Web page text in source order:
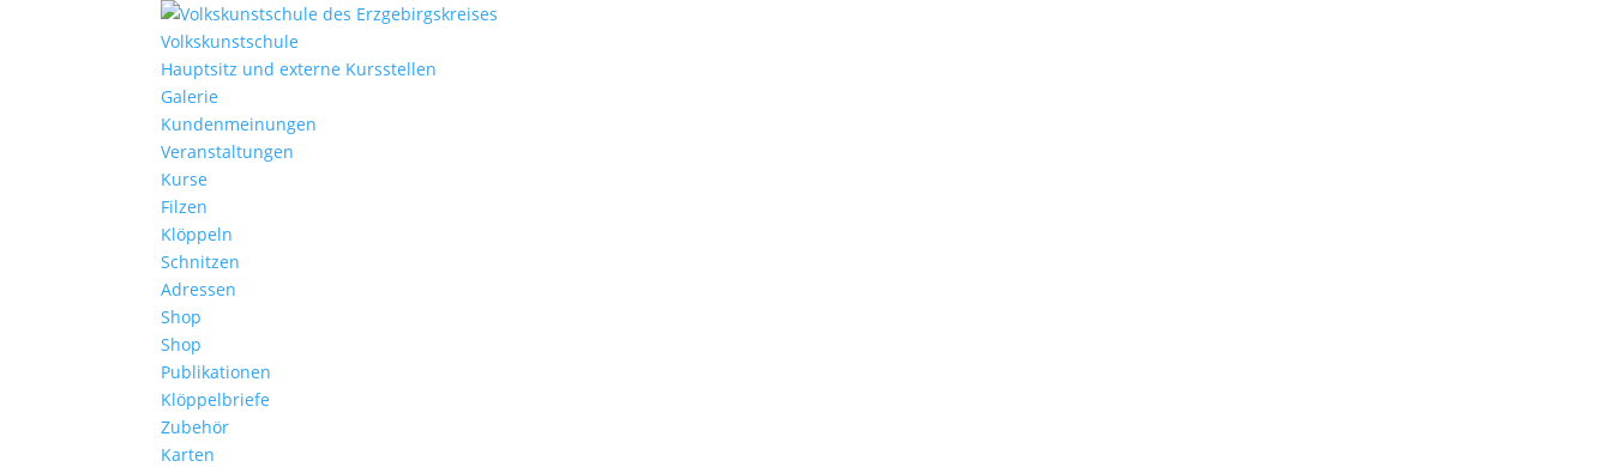
Volkskunstschule
Hauptsitz und externe Kursstellen
Galerie
Kundenmeinungen
Veranstaltungen
Kurse
Filzen
Klöppeln
Schnitzen
Adressen
Shop
Shop
Publikationen
Klöppelbriefe
Zubehör
Karten